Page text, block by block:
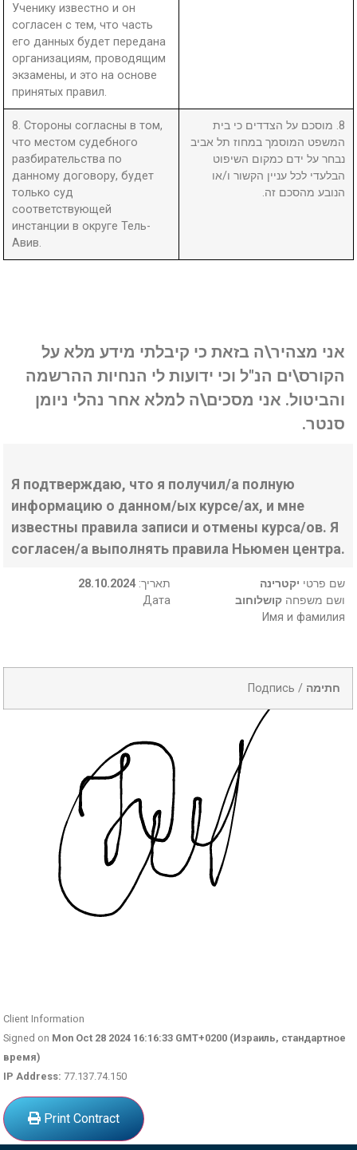
Ученику известно и он
согласен с тем, что часть
его данных будет передана
организациям, проводящим
экзамены, и это на основе
принятых правил.
8. Стороны согласны в том,
что местом судебного
разбирательства по
данному договору, будет
только суд
соответствующей
инстанции в округе Тель-
Авив.
8. מוסכם על הצדדים כי בית
המשפט המוסמך במחוז תל אביב
נבחר על ידם כמקום השיפוט
הבלעדי לכל עניין הקשור ו/או
הנובע מהסכם זה.
אני מצהיר\ה בזאת כי קיבלתי מידע מלא על
הקורס\ים הנ"ל וכי ידועות לי הנחיות ההרשמה
והביטול. אני מסכים\ה למלא אחר נהלי ניומן
סנטר.
Я подтверждаю, что я получил/а полную
информацию о данном/ых курсе/ах, и мне
известны правила записи и отмены курса/ов. Я
согласен/а выполнять правила Ньюмен центра.
28.10.2024 :תאריך
Дата
שם פרטי יקטרינה
ושם משפחה קושלוחוב
Имя и фамилия
Подпись / חתימה
Client Information
Signed on Mon Oct 28 2024 16:16:33 GMT+0200 (Израиль, стандартное
время)
IP Address: 77.137.74.150
Print Contract